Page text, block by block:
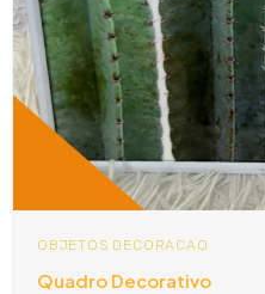
OBJETOS DECORACAO
Quadro Decorativo